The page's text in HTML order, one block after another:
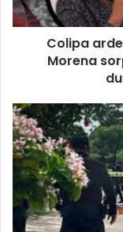
sorprendida
en
cateo
militar!
Colipa
Morena
Ataque
armado
sacude
a
Soconusco:
rafaguean
vivienda